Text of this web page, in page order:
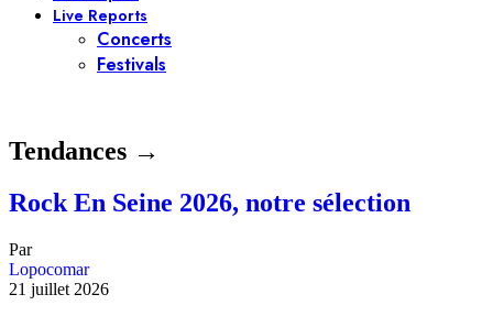
Live Reports
Concerts
Festivals
Tendances →
Rock En Seine 2026, notre sélection
Par
Lopocomar
21 juillet 2026